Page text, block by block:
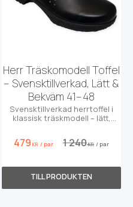
Herr Träskomodell Toffel
– Svensktillverkad, Lätt &
Bekväm 41–48
Svensktillverkad herrtoffel i
klassisk träskmodell – lätt,
479 KR /par 1 240KR /par